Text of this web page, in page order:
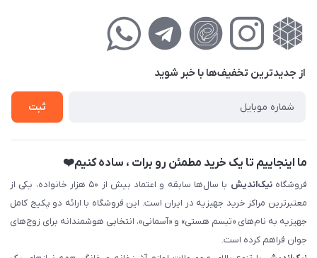
کوچه گلریز 4 غربی ، پلاک 13
لیست محصولات
راهنمای‌خرید‌آنلاین
حریم خصوصی
فروش‌اقساطی
از جدید‌ترین تخفیف‌ها با‌ خبر شوید
ثبت
ما اینجاییم تا یک خرید مطمئن رو برات ، ساده کنیم❤️
فروشگاهنیک‌اندیش
با سال‌ها سابقه و اعتماد بیش از ۵۰ هزار خانواده، یکی از
معتبرترین مراکز خرید جهیزیه در ایران است. این فروشگاه با ارائه دو پکیج کامل
جهیزیه به نام‌های «تبسم هستی» و «آسمانی»، انتخابی هوشمندانه برای زوج‌های
جوان فراهم کرده است.